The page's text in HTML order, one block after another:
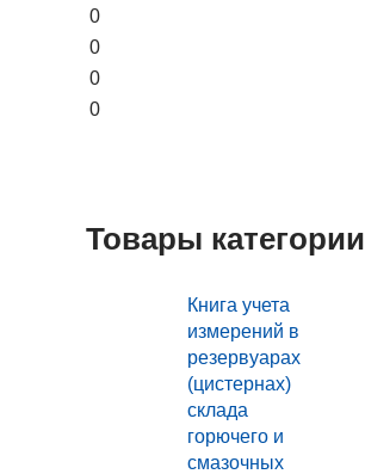
0
0
0
0
Товары категории
Книга учета
измерений в
резервуарах
(цистернах)
склада
горючего и
смазочных